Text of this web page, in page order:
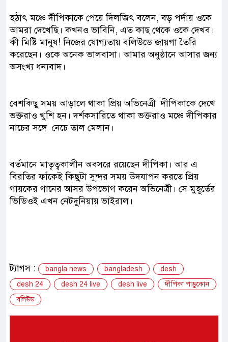
হঠাৎ মঞ্চে দীপিকাকে পেয়ে দিলজিৎ বলেন, বড় পর্দায় ওকে
আমরা দেখেছি। কখনও ভাবিনি, এত কাছ থেকে ওকে দেখব।
কী মিষ্টি মানুষ! নিজের যোগ্যতায় বলিউডে জায়গা তৈরি
করেছেন। ওকে অনেক ভালবাসা। আমার অনুষ্ঠানে আসার জন্য
অসংখ্য ধন্যবাদ।
বেশকিছু সময় আড়ালে থাকা প্রিয় অভিনেত্রী দীপিকাকে দেখে
ভক্তরাও খুশি হন। দর্শকসারিতে থাকা ভক্তরাও মঞ্চে দীপিকার
নাচের সঙ্গে নেচে তাল মেলান।
বর্তমানে মাতৃত্বকালীন অবসরে রয়েছেন দীপিকা। আর এ
বিরতির ফাঁকেই কিছুটা সুন্দর সময় উদযাপন করতে প্রিয়
গায়কের গানের আসর উপভোগ করেন অভিনেত্রী। সে মুহূর্তের
ভিডিওই এখন নেটদুনিয়ায় ভাইরাল।
ট্যাগস : bangla news bangladesh
desh
desh 24
desh 24 live desh live
দীপিকা পাড়ুকোন
বলিউড